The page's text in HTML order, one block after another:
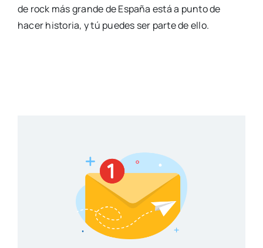
de rock más grande de España está a punto de
hacer historia, y tú puedes ser parte de ello.